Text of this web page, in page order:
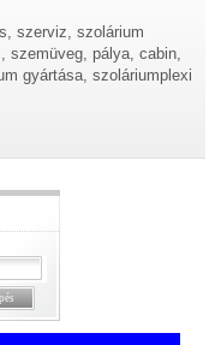
szerviz, szolárium
szemüveg, pálya, cabin,
gyártása, szoláriumplexi